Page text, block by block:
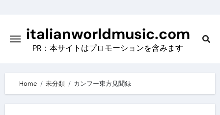
contentitalianworldmusic.com
PR：本サイトはプロモーションを含みます
Home 未分類 カンフー東方見聞録